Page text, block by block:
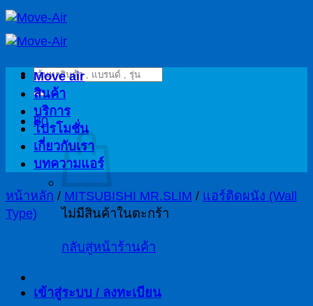
ข้าม
ไป
เนื้อหาค้นหา:
฿0
ไม่มีสินค้าในตะกร้า
กลับสู่หน้าร้านค้า
เข้าสู่ระบบ / ลงทะเบียน
Move air
สินค้า
บริการ
โปรโมชั่น
เกี่ยวกับเรา
บทความแอร์
หน้าหลัก / MITSUBISHI MR.SLIM / แอร์ติดผนัง (Wall
Type)